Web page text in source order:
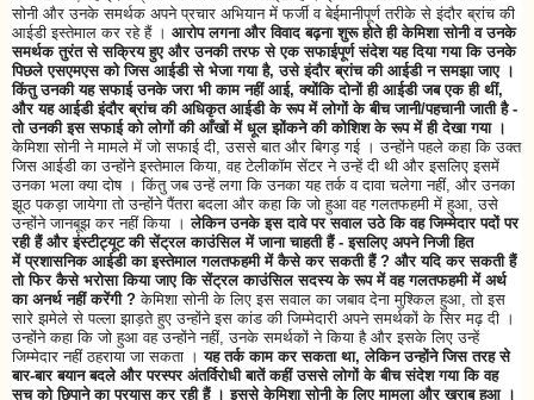
सोनी और उनके समर्थक अपने प्रचार अभियान में फर्जी व बेईमानीपूर्ण तरीके से इंदौर ब्रांच की
आईडी इस्तेमाल कर रहे हैं । आरोप लगना और विवाद बढ़ना शुरू होते ही केमिशा सोनी व उनके
समर्थक तुरंत से सक्रिय हुए और उनकी तरफ से एक सफाईपूर्ण संदेश यह दिया गया कि उनके
पिछले एसएमएस को जिस आईडी से भेजा गया है, उसे इंदौर ब्रांच की आईडी न समझा जाए ।
किंतु उनकी यह सफाई उनके जरा भी काम नहीं आई, क्योंकि दोनों ही आईडी जब एक ही थीं,
और यह आईडी इंदौर ब्रांच की अधिकृत आईडी के रूप में लोगों के बीच जानी/पहचानी जाती है -
तो उनकी इस सफाई को लोगों की आँखों में धूल झोंकने की कोशिश के रूप में ही देखा गया ।
केमिशा सोनी ने मामले में जो सफाई दी, उससे बात और बिगड़ गई । उन्होंने पहले कहा कि उक्त
जिस आईडी का उन्होंने इस्तेमाल किया, वह टेलीकॉम सेंटर ने उन्हें दी थी और इसलिए इसमें
उनका भला क्या दोष । किंतु जब उन्हें लगा कि उनका यह तर्क व दावा चलेगा नहीं, और उनका
झूठ पकड़ा जायेगा तो उन्होंने पैंतरा बदला और कहा कि जो हुआ वह गलतफहमी में हुआ, उसे
उन्होंने जानबूझ कर नहीं किया ।लेकिन उनके इस दावे पर सवाल उठे कि वह जिम्मेदार पदों पर
रही हैं और इंस्टीट्यूट की सेंट्रल काउंसिल में जाना चाहती हैं - इसलिए अपने निजी हित
में प्रशासनिक आईडी का इस्तेमाल गलतफहमी में कैसे कर सकती हैं ? और यदि कर सकती हैं
तो फिर कैसे भरोसा किया जाए कि सेंट्रल काउंसिल सदस्य के रूप में वह गलतफहमी में अर्थ
का अनर्थ नहीं करेंगी ? केमिशा सोनी के लिए इस सवाल का जबाव देना मुश्किल हुआ, तो इस
सारे झमेले से पल्ला झाड़ते हुए उन्होंने इस कांड की जिम्मेदारी अपने समर्थकों के सिर मढ़ दी ।
उन्होंने कहा कि जो हुआ वह उन्होंने नहीं, उनके समर्थकों ने किया है और इसके लिए उन्हें
जिम्मेदार नहीं ठहराया जा सकता ।यह तर्क काम कर सकता था, लेकिन उन्होंने जिस तरह से
बार-बार बयान बदले और परस्पर अंतर्विरोधी बातें कहीं उससे लोगों के बीच संदेश गया कि वह
सच को छिपाने का प्रयास कर रही हैं । इससे केमिशा सोनी के लिए मामला और खराब हुआ ।